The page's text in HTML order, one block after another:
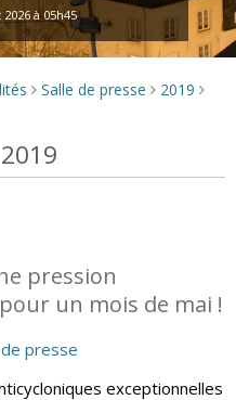
à 05h45
> Salle de presse > 2019 >
pression
un mois de mai !
de presse
exceptionnelles